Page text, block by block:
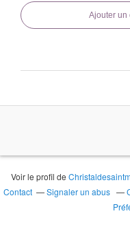
Ajouter un
Voir le profil de
Contact
Signaler un abus